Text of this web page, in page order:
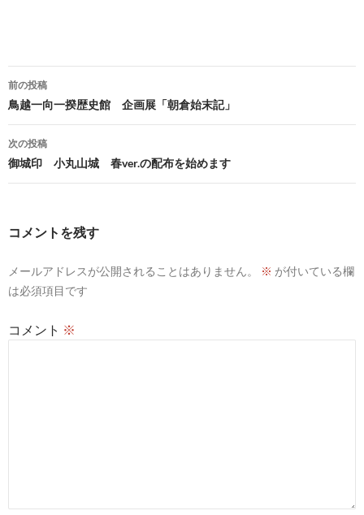
投
稿
ナ
ビ
ゲ
ョ
前の投稿
鳥越一向一揆歴史館 企画展「朝倉始末記」
次の投稿
御城印 小丸山城 春ver.の配布を始めます
コメントを残す
メールアドレスが公開されることはありません。 ※ が付いている欄
は必須項目です
コメント ※